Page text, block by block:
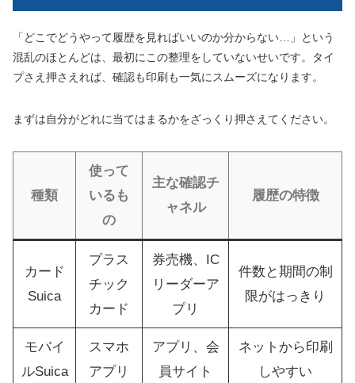
「どこでどうやって履歴を見ればいいのか分からない…」という
混乱のほとんどは、最初にこの整理をしていないせいです。タイ
プさえ押さえれば、確認も印刷も一気にスムーズになります。
まずは自分がどれに当てはまるかをざっくり押さえてください。
種類
使って
いるも
の
主な確認チ
ャネル
履歴の特徴
カード
Suica
プラス
チック
カード
券売機、IC
リーダーア
プリ
件数と期間の制
限がはっきり
モバイ
ルSuica
スマホ
アプリ
アプリ、会
員サイト
ネットから印刷
しやすい